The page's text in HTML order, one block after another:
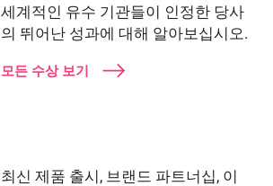
세계적인 유수 기관들이 인정한 당사
의 뛰어난 성과에 대해 알아보십시오.
모든 수상 보기
최신 제품 출시, 브랜드 파트너십, 이